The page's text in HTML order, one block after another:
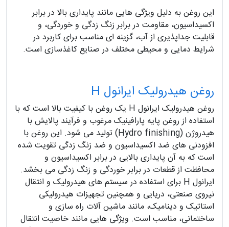
این روغن به دلیل ویژگی هایی مانند پایداری بالا در برابر
اکسیداسیون، مقاومت در برابر زنگ زدگی و خوردگی، و
قابلیت جداپذیری از آب، گزینه ای مناسب برای کاربرد در
شرایط دمایی و محیطی مختلف در صنایع کاغذسازی است.
روغن هیدرولیک ایرانول H
روغن هیدرولیک ایرانول H یک روغن با کیفیت بالا است که با
استفاده از روغن پایه پارافینیک مرغوب و فرآیند پالایش با
هیدروژن (Hydro finishing) تولید می شود. این روغن با
افزودنی های ضد اکسیداسیون و ضد زنگ زدگی تقویت شده
است که به آن پایداری بالایی در برابر اکسیداسیون و
محافظت از قطعات در برابر خوردگی و زنگ زدگی می بخشد.
ایرانول H برای استفاده در سیستم های هیدرولیک و انتقال
نیروی صنعتی، دریایی و همچنین تجهیزات هیدرولیکی
استاتیک و دینامیک، مانند ماشین آلات راه سازی و
ساختمانی، مناسب است. ویژگی هایی مانند خاصیت انتقال